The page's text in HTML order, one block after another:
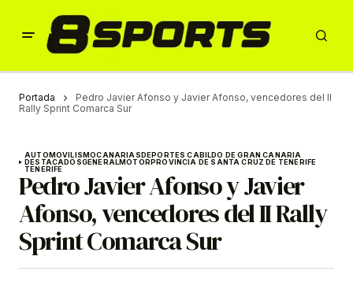
Portada
Pedro Javier Afonso y Javier Afonso, vencedores del II
Rally Sprint Comarca Sur
AUTOMOVILISMOCANARIASDEPORTES CABILDO DE GRAN CANARIA
DESTACADOSGENERALMOTORPROVINCIA DE SANTA CRUZ DE TENERIFE
TENERIFE
Pedro Javier Afonso y Javier
Afonso, vencedores del II Rally
Sprint Comarca Sur